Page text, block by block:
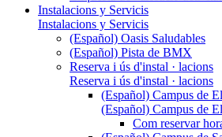
Instalacions y Servicis
Instalacions y Servicis
(Español) Oasis Saludables
(Español) Pista de BMX
Reserva i ús d'instal · lacions
Reserva i ús d'instal · lacions
(Español) Campus de
(Español) Campus de
Com reservar